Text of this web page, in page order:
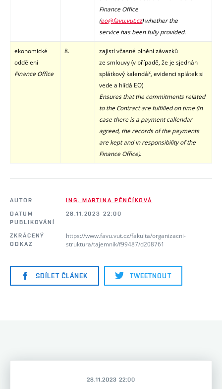
Finance Office
(eo@favu.vut.cz)whether the
service has been fully provided.
ekonomické
oddělení
Finance Office
8.
zajistí včasné plnění závazků
ze smlouvy (v případě, že je sjednán
splátkový kalendář, evidenci splátek si
vede a hlídá EO)
Ensures that the commitments related
to the Contract are fulfilled on time (in
case there is a payment callendar
agreed, the records of the payments
are kept and in responsibility of the
Finance Office).
AUTOR
ING. MARTINA PĚNČÍKOVÁ
DATUM
PUBLIKOVÁNÍ
28.11.2023 22:00
ZKRÁCENÝ
ODKAZ
https://www.favu.vut.cz/fakulta/organizacni-
struktura/tajemnik/f99487/d208761
SDÍLET ČLÁNEK TWEETNOUT
28.11.2023 22:00